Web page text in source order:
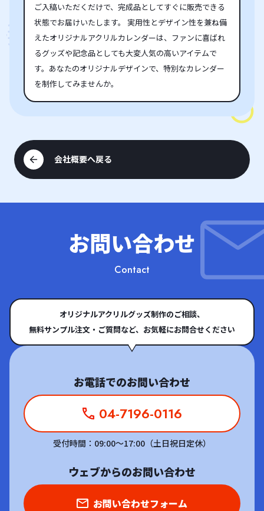
ご入稿いただくだけで、完成品としてすぐに販売できる
状態でお届けいたします。 実用性とデザイン性を兼ね備
えたオリジナルアクリルカレンダーは、ファンに喜ばれ
るグッズや記念品としても大変人気の高いアイテムで
す。あなたのオリジナルデザインで、特別なカレンダー
を制作してみませんか。
会社概要へ戻る
お問い合わせ
Contact
お電話でのお問い合わせ
04-7196-0116
受付時間：09:00～17:00（土日祝日定休）
ウェブからのお問い合わせ
お問い合わせフォーム
オリジナルアクリルグッズ制作のご相談、
無料サンプル注文・ご質問など、お気軽にお問合せください